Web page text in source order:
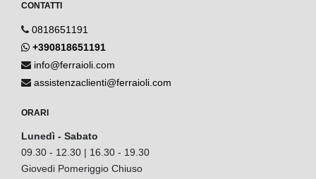
CONTATTI
0818651191
+390818651191
info@ferraioli.com
assistenzaclienti@ferraioli.com
ORARI
Lunedì - Sabato
09.30 - 12.30 | 16.30 - 19.30
Giovedi Pomeriggio Chiuso